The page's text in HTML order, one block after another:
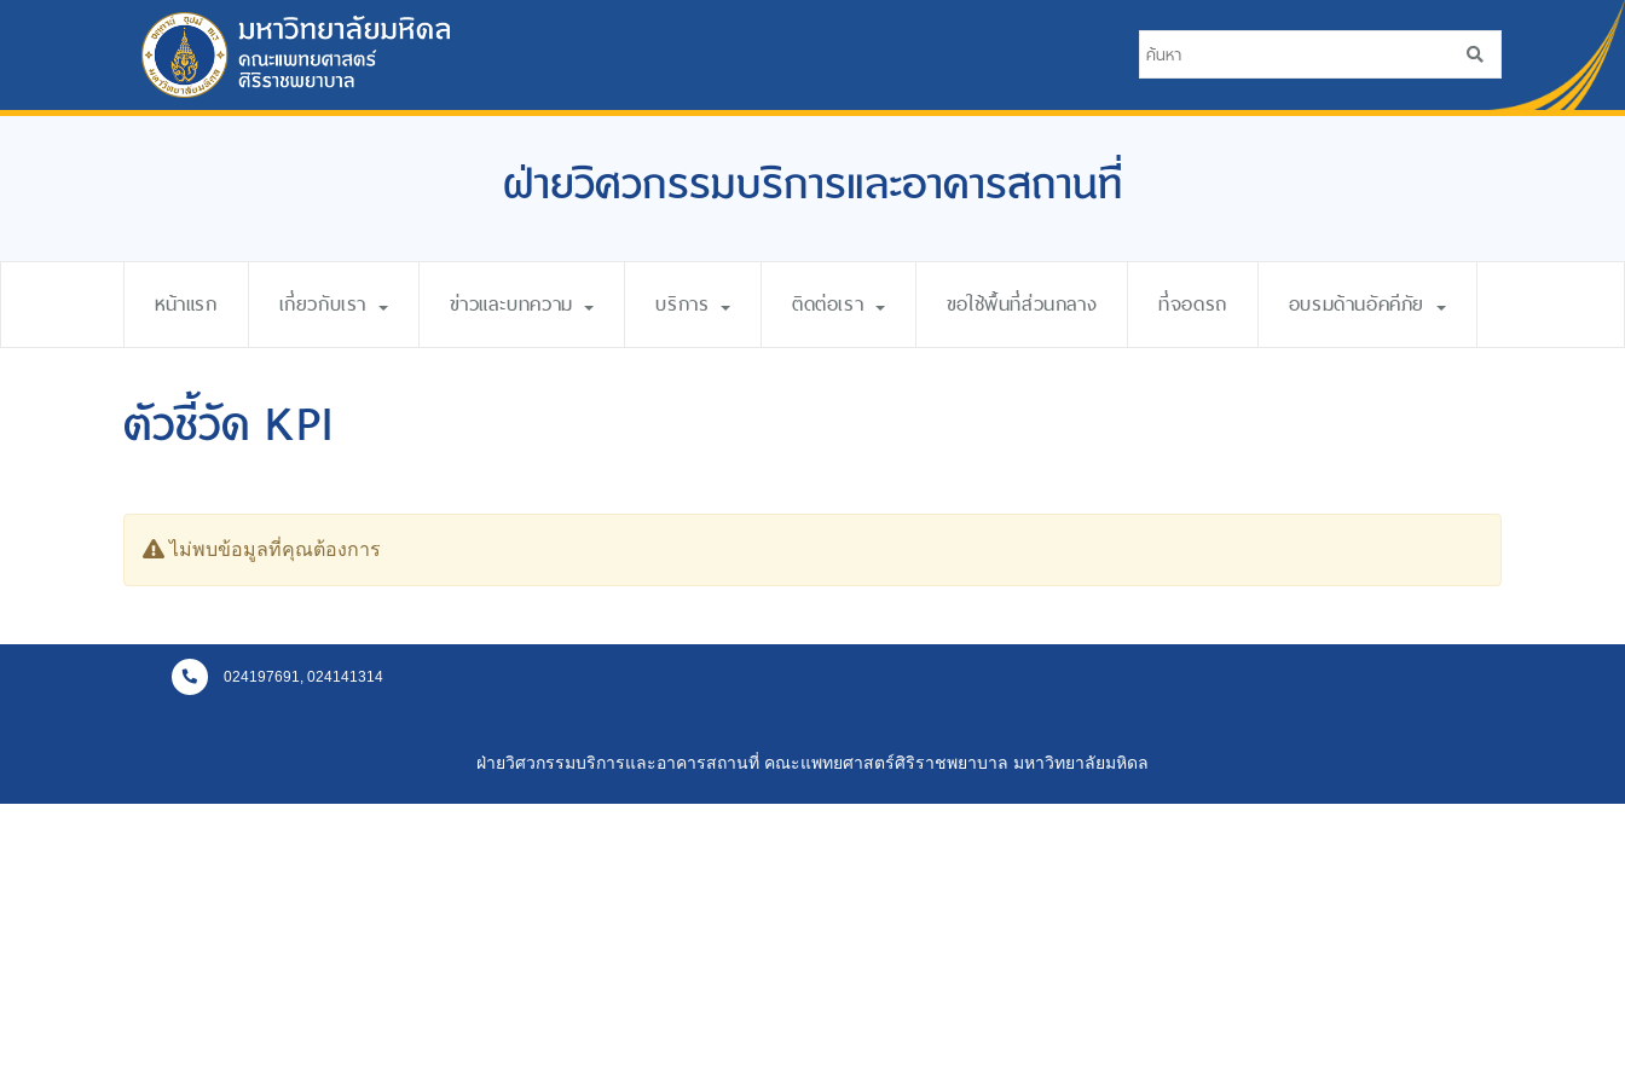
ฝ่ายวิศวกรรมบริการและอาคารสถานที่
หน้าแรก เกี่ยวกับเรา ข่าวและบทความ บริการ ติดต่อเรา ขอใช้พื้นที่ส่วนกลาง ที่จอดรถ อบรมด้านอัคคีภัย
ตัวชี้วัด KPI
ไม่พบข้อมูลที่คุณต้องการ
024197691, 024141314
ฝ่ายวิศวกรรมบริการและอาคารสถานที่ คณะแพทยศาสตร์ศิริราชพยาบาล มหาวิทยาลัยมหิดล